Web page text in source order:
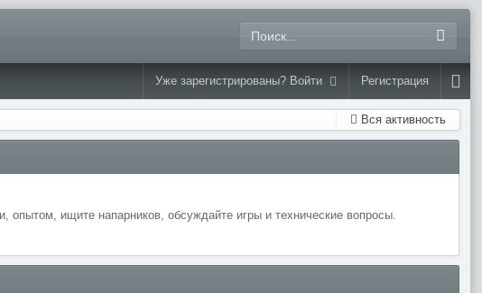
Уже зарегистрированы? Войти Регистрация
Вся активность
ищите напарников, обсуждайте игры и технические вопросы.